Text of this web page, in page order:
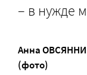
– в нужде
Анна
(фото)